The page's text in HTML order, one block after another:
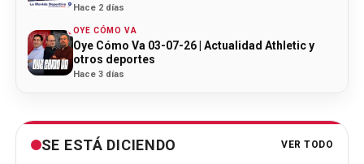
Hace 2 días
OYE CÓMO VA
Oye Cómo Va 03-07-26 | Actualidad Athletic y
otros deportes
Hace 3 días
SE ESTÁ DICIENDO VER TODO